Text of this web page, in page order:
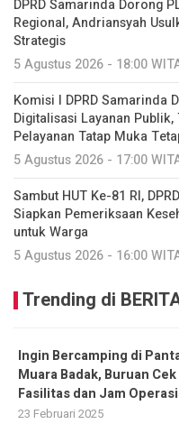
DPRD Samarinda Dorong
Regional, Andriansyah
Strategis
5 Agustus 2026 - 18:00
Komisi I DPRD Samarinda
Digitalisasi Layanan Publik,
Pelayanan Tatap Muka
5 Agustus 2026 - 17:00
Sambut HUT Ke-81 RI,
Siapkan Pemeriksaan
untuk Warga
5 Agustus 2026 - 16:00
Trending di
Ingin Bercamping di
Muara Badak, Buruan
Fasilitas dan Jam
23 Februari 2025